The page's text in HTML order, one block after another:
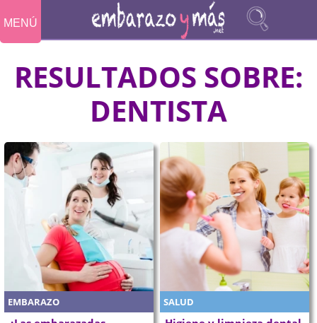
MENÚ
RESULTADOS SOBRE:
DENTISTA
EMBARAZO SALUD